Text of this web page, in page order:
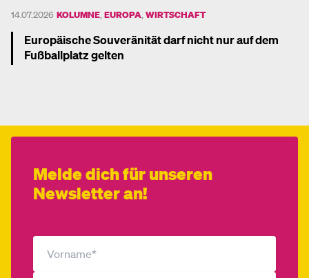
14.07.2026 KOLUMNE EUROPA WIRTSCHAFT
Europäische Souveränität darf nicht nur auf dem
Fußballplatz gelten
Melde dich für unseren
Newsletter an!